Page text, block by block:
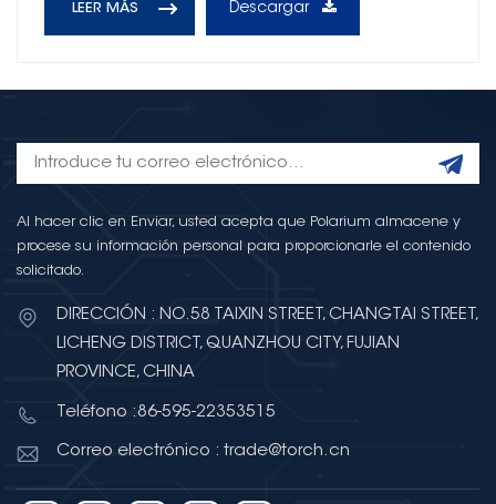
LEER MÁS Descargar
Al hacer clic en Enviar, usted acepta que Polarium almacene y
procese su información personal para proporcionarle el contenido
solicitado.
DIRECCIÓN : NO.58 TAIXIN STREET, CHANGTAI STREET,
LICHENG DISTRICT, QUANZHOU CITY, FUJIAN
PROVINCE, CHINA
Teléfono :86-595-22353515
Correo electrónico : trade@torch.cn